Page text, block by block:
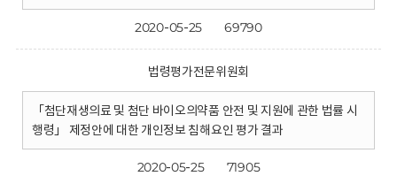
2020-05-25 69790
법령평가전문위원회
「첨단재생의료 및 첨단 바이오의약품 안전 및 지원에 관한 법률 시
행령」 제정안에 대한 개인정보 침해요인 평가 결과
2020-05-25 71905